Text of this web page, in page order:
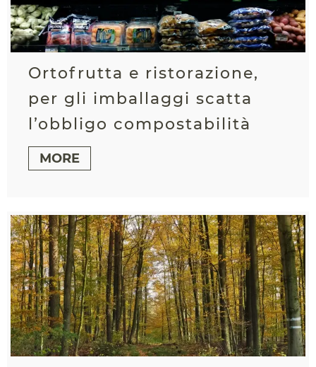
Ortofrutta e ristorazione,
per gli imballaggi scatta
l’obbligo compostabilità
MORE